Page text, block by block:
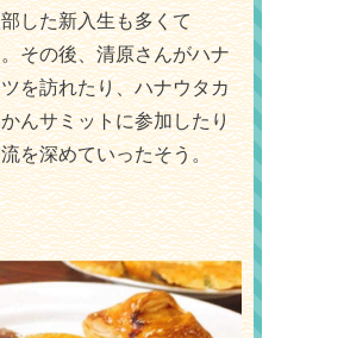
した新入生も多くて
その後、清原さんがハナ
を訪れたり、ハナウタカ
んサミットに参加したり
を深めていったそう。